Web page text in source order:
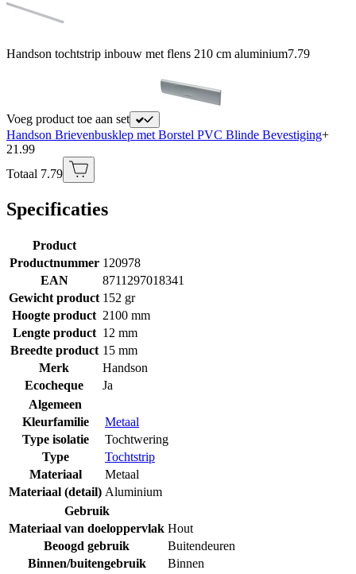
Handson tochtstrip inbouw met flens 210 cm aluminium7.79
Voeg product toe aan set
Handson Brievenbusklep met Borstel PVC Blinde Bevestiging+
21.99
Totaal 7.79
Specificaties
Product
Productnummer 120978
EAN
8711297018341
Gewicht product 152 gr
Hoogte product 2100 mm
Lengte product 12 mm
Breedte product 15 mm
Merk
Handson
Ecocheque
Ja
Algemeen
Kleurfamilie
Metaal
Type isolatie
Tochtwering
Type
Tochtstrip
Materiaal
Metaal
Materiaal (detail) Aluminium
Gebruik
Materiaal van doeloppervlak Hout
Beoogd gebruik
Buitendeuren
Binnen/buitengebruik
Binnen